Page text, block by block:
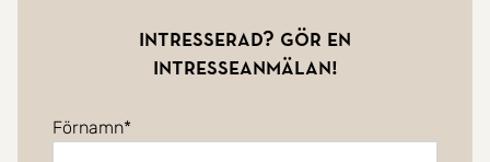
Intresserad? Gör en
intresseanmälan!
Förnamn